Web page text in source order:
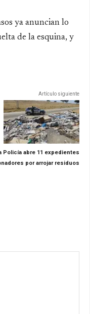
ya anuncian lo
de la esquina, y
Artículo siguiente
Policía abre 11 expedientes
por arrojar residuos